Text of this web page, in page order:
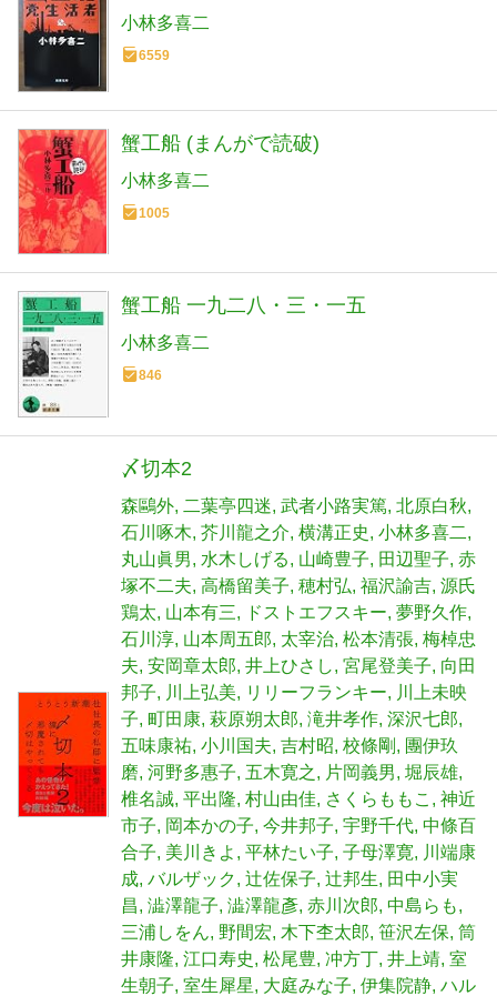
小林多喜二
6559
蟹工船 (まんがで読破)
小林多喜二
1005
蟹工船 一九二八・三・一五
小林多喜二
846
〆切本2
森鷗外 二葉亭四迷 武者小路実篤 北原白秋
石川啄木 芥川龍之介 横溝正史 小林多喜二
丸山眞男
水木しげる 山崎豊子 田辺聖子 赤
塚不二夫 高橋留美子 穂村弘 福沢諭吉 源氏
鶏太 山本有三 ドストエフスキー 夢野久作
石川淳 山本周五郎 太宰治 松本清張 梅棹忠
夫 安岡章太郎 井上ひさし 宮尾登美子 向田
邦子
川上弘美 リリーフランキー
川上未映
子 町田康 萩原朔太郎 滝井孝作 深沢七郎
五味康祐 小川国夫 吉村昭 校條剛
團伊玖
磨 河野多惠子 五木寛之 片岡義男 堀辰雄
椎名誠 平出隆 村山由佳 さくらももこ
神近
市子
岡本かの子 今井邦子 宇野千代 中條百
合子 美川きよ 平林たい子 子母澤寛
川端康
成 バルザック 辻佐保子 辻邦生
田中小実
昌 澁澤龍子 澁澤龍彥 赤川次郎 中島らも
三浦しをん 野間宏 木下杢太郎 笹沢左保 筒
井康隆 江口寿史 松尾豊 冲方丁 井上靖 室
生朝子 室生犀星 大庭みな子 伊集院静 ハル